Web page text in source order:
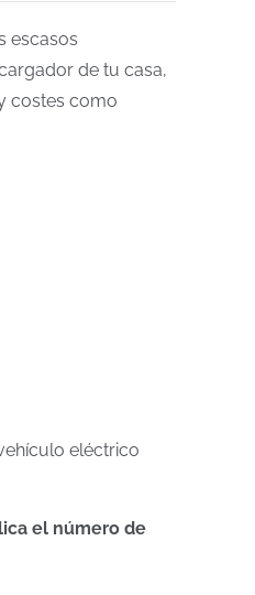
escasos
de tu casa,
costes como
eléctrico
el número de